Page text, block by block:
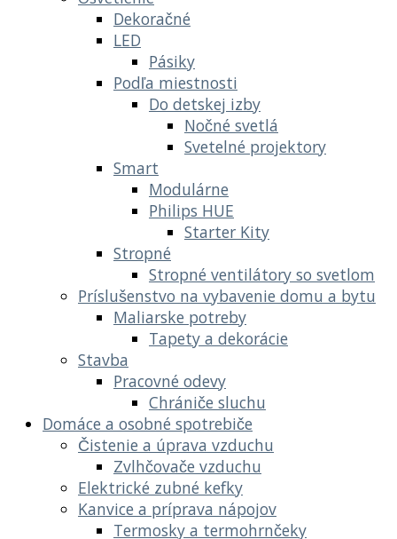
Dekoračné
LED
Pásiky
Podľa miestnosti
Do detskej izby
Nočné svetlá
Svetelné projektory
Smart
Modulárne
Philips HUE
Starter Kity
Stropné
Stropné ventilátory so svetlom
Príslušenstvo na vybavenie domu a bytu
Maliarske potreby
Tapety a dekorácie
Stavba
Pracovné odevy
Chrániče sluchu
Domáce a osobné spotrebiče
Čistenie a úprava vzduchu
Zvlhčovače vzduchu
Elektrické zubné kefky
Kanvice a príprava nápojov
Termosky a termohrnčeky